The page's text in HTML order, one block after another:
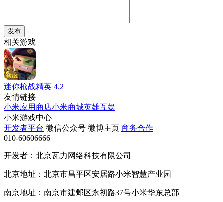
发布
相关游戏
迷你枪战精英 4.2
友情链接
小米应用商店小米商城英雄互娱
小米游戏中心
开发者平台 微信公众号 微博主页 商务合作
010-60606666
开发者：北京瓦力网络科技有限公司
北京地址：北京市昌平区安居路小米智慧产业园
南京地址：南京市建邺区永初路37号小米华东总部